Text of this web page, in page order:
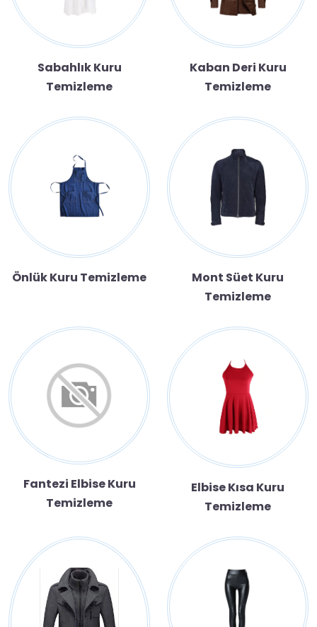
Sabahlık Kuru
Temizleme
Kaban Deri Kuru
Temizleme
Önlük Kuru Temizleme
Mont Süet Kuru
Temizleme
Fantezi Elbise Kuru
Temizleme
Elbise Kısa Kuru
Temizleme